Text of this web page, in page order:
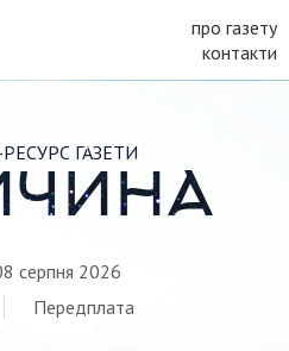
про газету
контакти
ГАЗЕТИ
серпня 2026
Передплата